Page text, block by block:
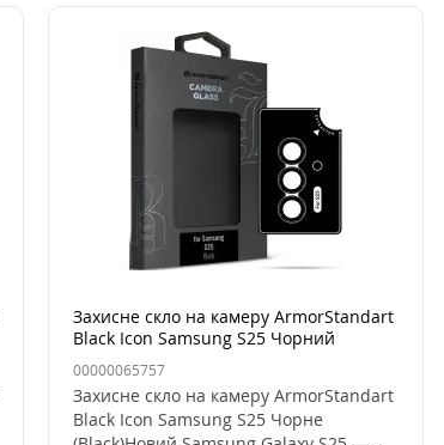
Захисне скло на камеру ArmorStandart
Black Icon Samsung S25 Чорний
00000065757
Захисне скло на камеру ArmorStandart
Black Icon Samsung S25 Чорне